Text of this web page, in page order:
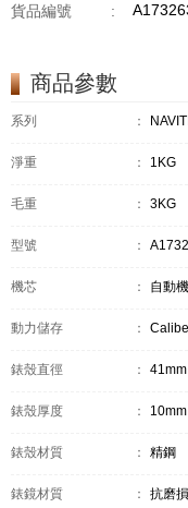
貨品編號 :
商品參數
系列 ：
淨重 ： 1KG
毛重 ： 3KG
型號 ：
機芯 ： 自動
動力儲存 ：
錶殼直徑 ： 41mm
錶殼厚度 ： 10mm
錶殼材質 ： 精鋼
錶鏡材質 ： 抗磨